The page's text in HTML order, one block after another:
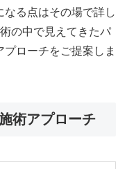
る点はその場で詳し
の中で見えてきたパ
ローチをご提案しま
術アプローチ